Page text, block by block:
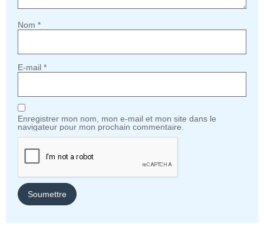
Nom *
E-mail *
Enregistrer mon nom, mon e-mail et mon site dans le
navigateur pour mon prochain commentaire.